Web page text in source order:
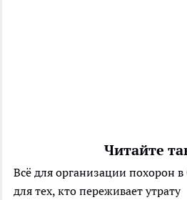
Читайте
Всё для организации похорон
для тех, кто переживает утрату